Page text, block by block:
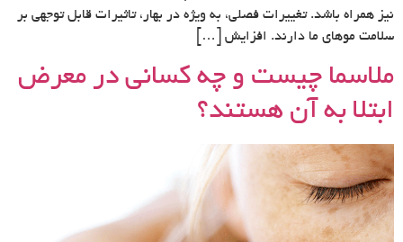
نیز همراه باشد. تغییرات فصلی، به ویژه در بهار، تاثیرات قابل توجهی بر
سلامت موهای ما دارند. افزایش […]
ملاسما چیست و چه کسانی در معرض
ابتلا به آن هستند؟